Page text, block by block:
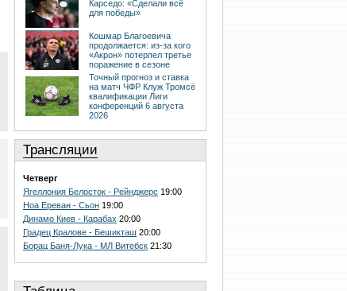
Карседо: «Сделали всё
для победы»
Кошмар Благоевича
продолжается: из-за кого
«Акрон» потерпел третье
поражение в сезоне
Точный прогноз и ставка
на матч ЧФР Клуж Тромсё
квалификации Лиги
конференций 6 августа
2026
Трансляции
Четверг
Ягеллония Белосток - Рейнджерс 19:00
Ноа Ереван - Сьон 19:00
Динамо Киев - Карабах 20:00
Градец Кралове - Бешикташ 20:00
Борац Баня-Лука - МЛ Витебск 21:30